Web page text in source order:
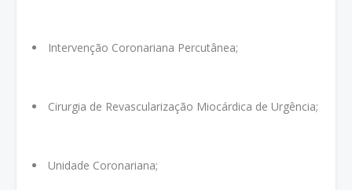
Intervenção Coronariana Percutânea;
Cirurgia de Revascularização Miocárdica de Urgência;
Unidade Coronariana;